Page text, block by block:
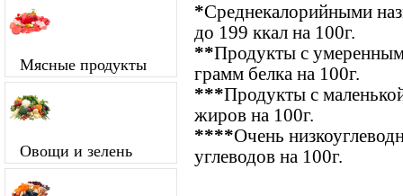
Мясные продукты
Овощи и зелень
*Среднекалорийными
до 199 ккал на 100г.
**Продукты с
грамм белка на 100г.
***Продукты с
жиров на 100г.
****Очень
углеводов на 100г.